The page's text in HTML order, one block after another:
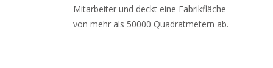
Mitarbeiter und deckt eine Fabrikfläche
von mehr als 50000 Quadratmetern ab.